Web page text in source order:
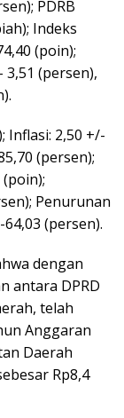
PDRB
Indeks
(poin);
(persen),
Inflasi: 2,50 +/-
(persen);
Penurunan
(persen).
dengan
antara DPRD
telah
Anggaran
Daerah
Rp8,4